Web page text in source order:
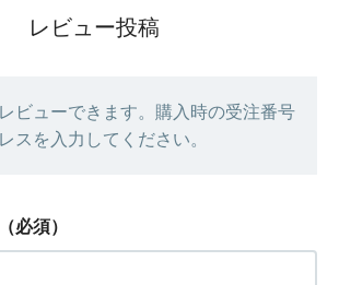
レビュー投稿
ビューできます。購入時の受注番号
スを入力してください。
（必須）